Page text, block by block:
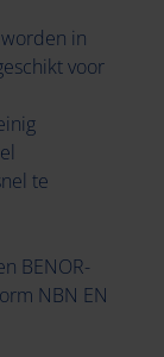
in
voor
te
BENOR-
NBN EN